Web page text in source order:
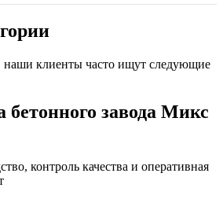
наши клиенты часто ищут следующие
завода Микс
контроль качества и оперативная